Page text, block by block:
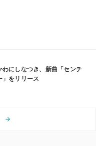
にしなつき、新曲「センチ
」をリリース
arrow_forward